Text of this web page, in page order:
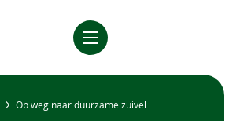
Menu
Op weg naar duurzame zuivel